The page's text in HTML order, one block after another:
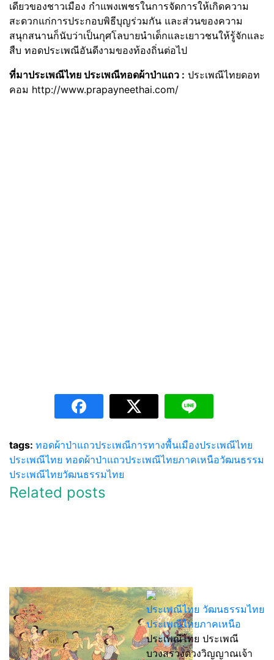
เดียวของชาวเมือง กำแพงเพชรในการจัดการให้เกิดความ
สะดวกแก่การประกอบพิธีบุญร่วมกัน และส่วนของความ
สนุกสนานก็นับว่าเป็นกุศโลบายนำเด็กและเยาวชนให้รู้จักและ
สืบ ทอดประเพณีอันดีงามของท้องถิ่นต่อไป
ที่มาประเพณีไทย ประเพณีทอดผ้าป่าแถว : ประเพณีไทยดอท
คอม http://www.prapayneethai.com/
tags: ทอดผ้าป่าแถวประเพณีการทางพื้นเมืองประเพณีไทย
ประเพณีไทย ทอดผ้าป่าแถวประเพณีไทยภาคเหนือวัฒนธรรม
ประเพณีไทยวัฒนธรรมไทย
Related posts
ประเพณีไทย วัฒนธรรมไทย
ประเพณีไทยภาคเหนือ
ประเพณีไทย ประเพณี
บวงสรวงดวงวิญญาณเจ้า